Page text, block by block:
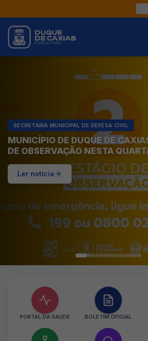
SECRETARIA MUNICIPAL DE DEFESA CIVIL
MUNICÍPIO DE DUQUE DE
DE OBSERVAÇÃO NESTA
Ler notícia
PORTAL DA SAÚDE BOLETIM OFICIAL